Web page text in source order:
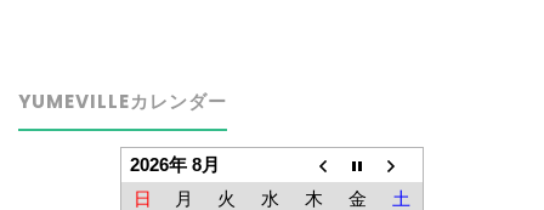
YUMEVILLEカレンダー
2026年 8月
日
月 火 水 木 金
土